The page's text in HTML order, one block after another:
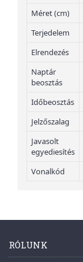
Méret (cm)
Terjedelem
Elrendezés
Naptár
beosztás
Időbeosztás
Jelzőszalag
Javasolt
egyediesítés
Vonalkód
RÓLUNK